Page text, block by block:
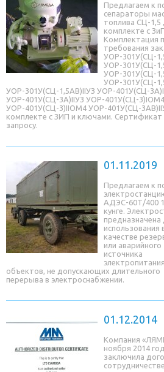
Предлагаем к
сепараторы
топлива СЦ-1,5
комплекте с
Комплектация
требования
УОР-301У(СЦ-
УОР-301У(СЦ-
УОР-301У(СЦ-
УОР-301У(СЦ-
УОР-301У(СЦ-1,5AB)IIУЗ УОР-401У(СЦ-
УОР-401У(СЦ-3A)IIУЗ УОР-401У(СЦ-3)IОМ4
УОР-401У(СЦ-3)IIОМ4 УОР-401У(СЦ-
комплекте с ЗИП и ключами.
запросу.
01.11.2019
Предлагаем к
АДЭС-60Т/400
кунге.
предназначена
использования
качестве
или аварийного
источника
объектов, не допускающих длительного
перерыва в электроснабжении.
01.12.2014
Компания
ноября 2014
заключила